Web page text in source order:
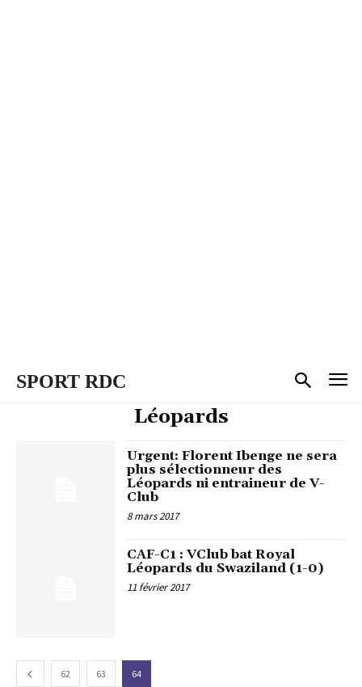
SPORT RDC
Léopards
Urgent: Florent Ibenge ne sera
plus sélectionneur des
Léopards ni entraineur de V-
Club
8 mars 2017
CAF-C1 : VClub bat Royal
Léopards du Swaziland (1-0)
11 février 2017
62 63 64